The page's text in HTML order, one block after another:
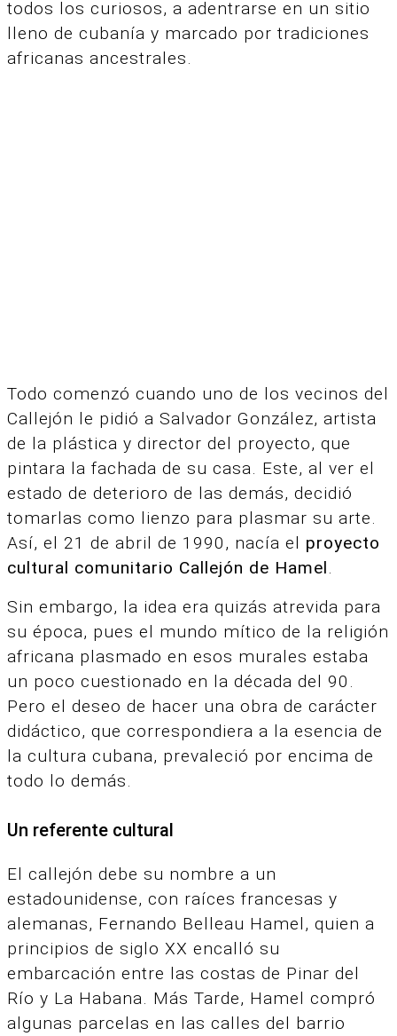
todos los curiosos, a adentrarse en un sitio
lleno de cubanía y marcado por tradiciones
africanas ancestrales.
Todo comenzó cuando uno de los vecinos del
Callejón le pidió a Salvador González, artista
de la plástica y director del proyecto, que
pintara la fachada de su casa. Este, al ver el
estado de deterioro de las demás, decidió
tomarlas como lienzo para plasmar su arte.
Así, el 21 de abril de 1990, nacía el proyecto
cultural comunitario Callejón de Hamel.
Sin embargo, la idea era quizás atrevida para
su época, pues el mundo mítico de la religión
africana plasmado en esos murales estaba
un poco cuestionado en la década del 90.
Pero el deseo de hacer una obra de carácter
didáctico, que correspondiera a la esencia de
la cultura cubana, prevaleció por encima de
todo lo demás.
Un referente cultural
El callejón debe su nombre a un
estadounidense, con raíces francesas y
alemanas, Fernando Belleau Hamel, quien a
principios de siglo XX encalló su
embarcación entre las costas de Pinar del
Río y La Habana. Más Tarde, Hamel compró
algunas parcelas en las calles del barrio